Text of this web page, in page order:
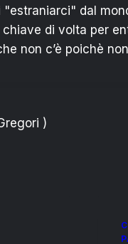
"estraniarci" dal
di volta per
non c’è poichè
)